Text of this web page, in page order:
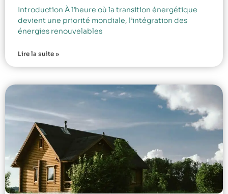
Introduction À l’heure où la transition énergétique
devient une priorité mondiale, l’intégration des
énergies renouvelables
Lire la suite »